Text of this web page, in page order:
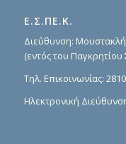
Ε.Σ.ΠΕ.Κ.
Διεύθυνση:
(εντός του Παγκρητίου
Τηλ. Επικοινωνίας:
Ηλεκτρονική